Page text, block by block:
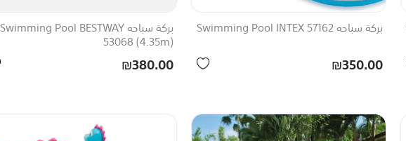
بركة سباحه 57162 Swimming Pool INTEX
₪350.00
بركة سباحه Swimming Pool BESTWAY
53068 (4.35m)
₪380.00